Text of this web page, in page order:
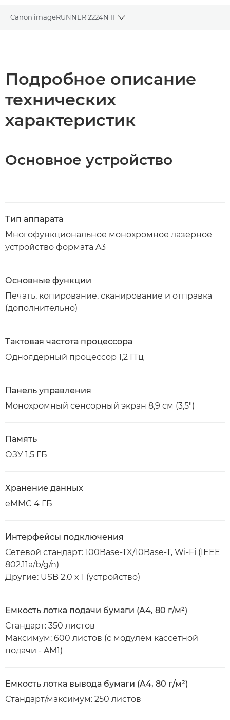
Canon imageRUNNER 2224N II
Toggle breadcrumbs
Подробное описание
технических
характеристик
Основное устройство
Тип аппарата
Многофункциональное монохромное лазерное
устройство формата A3
Основные функции
Печать, копирование, сканирование и отправка
(дополнительно)
Тактовая частота процессора
Одноядерный процессор 1,2 ГГц
Панель управления
Монохромный сенсорный экран 8,9 см (3,5")
Память
ОЗУ 1,5 ГБ
Хранение данных
eMMC 4 ГБ
Интерфейсы подключения
Сетевой стандарт: 100Base-TX/10Base-T, Wi-Fi (IEEE
802.11a/b/g/n)
Другие: USB 2.0 x 1 (устройство)
Емкость лотка подачи бумаги (A4, 80 г/м²)
Стандарт: 350 листов
Максимум: 600 листов (с модулем кассетной
подачи - AM1)
Емкость лотка вывода бумаги (A4, 80 г/м²)
Стандарт/максимум: 250 листов